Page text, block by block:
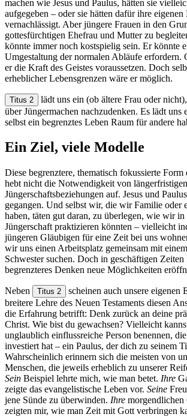
machen wie Jesus und Paulus, hätten sie
aufgegeben – oder sie hätten dafür ihre eigenen
vernachlässigt. Aber jüngere Frauen in den
gottesfürchtigen Ehefrau und Mutter zu
könnte immer noch kostspielig sein. Er könnte
Umgestaltung der normalen Abläufe erfordern.
er die Kraft des Geistes voraussetzen. Doch
erheblicher Lebensgrenzen wäre er möglich.
Titus 2
lädt uns ein (ob ältere Frau oder
über Jüngermachen nachzudenken. Es lädt uns
selbst ein begrenztes Leben Raum für andere
Ein Ziel, viele Modelle
Diese begrenztere, thematisch fokussierte Form
hebt nicht die Notwendigkeit von
Jüngerschaftsbeziehungen auf. Jesus und
gegangen. Und selbst wir, die wir Familie oder
haben, täten gut daran, zu überlegen, wie wir
Jüngerschaft praktizieren könnten – vielleicht
jüngeren Gläubigen für eine Zeit bei uns
wir uns einen Arbeitsplatz gemeinsam mit
Schwester suchen. Doch in geschäftigen Zeiten
begrenzteres Denken neue Möglichkeiten
Neben Titus 2
scheinen auch unsere eigenen
breitere Lehre des Neuen Testaments diesen
die Erfahrung betrifft: Denk zurück an deine
Christ. Wie bist du gewachsen? Vielleicht
unglaublich einflussreiche Person benennen,
investiert hat – ein Paulus, der dich zu seinem
Wahrscheinlich erinnern sich die meisten von
Menschen, die jeweils erheblich zu unserer
Sein Beispiel lehrte mich, wie man betet. Ihre
zeigte das evangelistische Leben vor. Seine
jene Sünde zu überwinden. Ihre morgendlichen
zeigten mir, wie man Zeit mit Gott verbringen